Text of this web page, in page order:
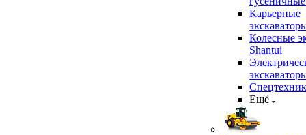
Карьерные
Колесные
Shantui
Ещё